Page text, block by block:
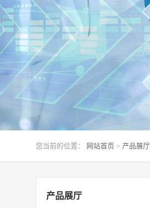
您当前的位置： 网站首页 > 产品展厅
产品展厅